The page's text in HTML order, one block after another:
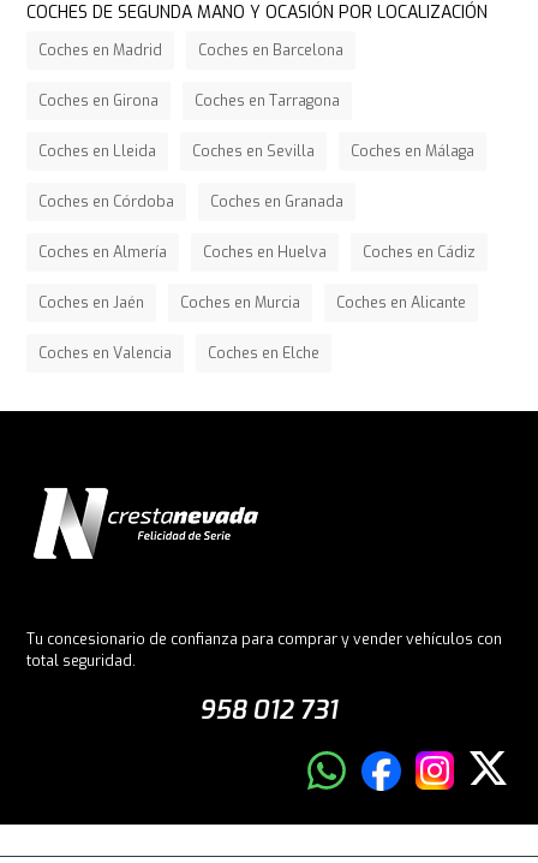
COCHES DE SEGUNDA MANO Y OCASIÓN POR LOCALIZACIÓN
Coches en Madrid Coches en Barcelona
Coches en Girona Coches en Tarragona
Coches en Lleida Coches en Sevilla Coches en Málaga
Coches en Córdoba Coches en Granada
Coches en Almería Coches en Huelva Coches en Cádiz
Coches en Jaén Coches en Murcia Coches en Alicante
Coches en Valencia Coches en Elche
Tu concesionario de confianza para comprar y vender vehículos con
total seguridad.
958 012 731